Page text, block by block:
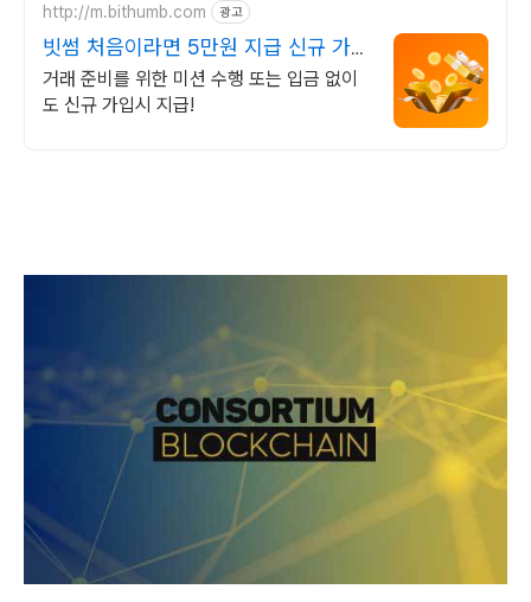
http://m.bithumb.com 광고
빗썸 처음이라면 5만원 지급 신규 가입
시 5만원 혜택
거래 준비를 위한 미션 수행 또는 입금 없이
도 신규 가입시 지급!